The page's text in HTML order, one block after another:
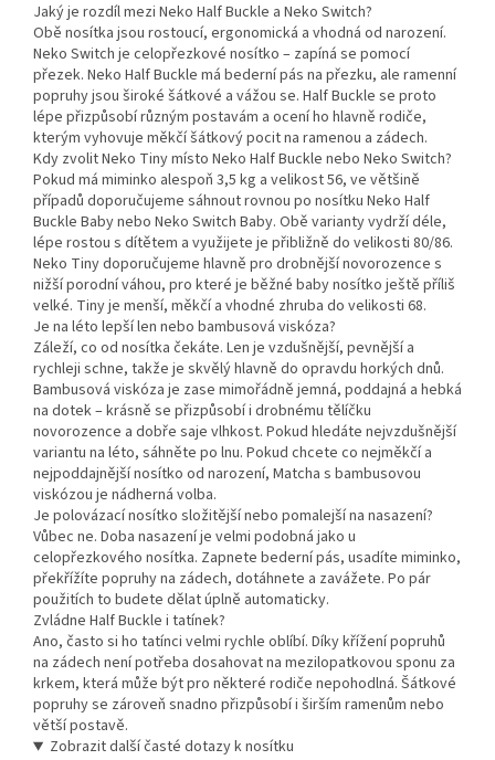
Jaký je rozdíl mezi Neko Half Buckle a Neko Switch?
Obě nosítka jsou rostoucí, ergonomická a vhodná od narození.
Neko Switch je celopřezkové nosítko – zapíná se pomocí
přezek. Neko Half Buckle má bederní pás na přezku, ale ramenní
popruhy jsou široké šátkové a vážou se. Half Buckle se proto
lépe přizpůsobí různým postavám a ocení ho hlavně rodiče,
kterým vyhovuje měkčí šátkový pocit na ramenou a zádech.
Kdy zvolit Neko Tiny místo Neko Half Buckle nebo Neko Switch?
Pokud má miminko alespoň 3,5 kg a velikost 56, ve většině
případů doporučujeme sáhnout rovnou po nosítku Neko Half
Buckle Baby nebo Neko Switch Baby. Obě varianty vydrží déle,
lépe rostou s dítětem a využijete je přibližně do velikosti 80/86.
Neko Tiny doporučujeme hlavně pro drobnější novorozence s
nižší porodní váhou, pro které je běžné baby nosítko ještě příliš
velké. Tiny je menší, měkčí a vhodné zhruba do velikosti 68.
Je na léto lepší len nebo bambusová viskóza?
Záleží, co od nosítka čekáte. Len je vzdušnější, pevnější a
rychleji schne, takže je skvělý hlavně do opravdu horkých dnů.
Bambusová viskóza je zase mimořádně jemná, poddajná a hebká
na dotek – krásně se přizpůsobí i drobnému tělíčku
novorozence a dobře saje vlhkost. Pokud hledáte nejvzdušnější
variantu na léto, sáhněte po lnu. Pokud chcete co nejměkčí a
nejpoddajnější nosítko od narození, Matcha s bambusovou
viskózou je nádherná volba.
Je polovázací nosítko složitější nebo pomalejší na nasazení?
Vůbec ne. Doba nasazení je velmi podobná jako u
celopřezkového nosítka. Zapnete bederní pás, usadíte miminko,
překřížíte popruhy na zádech, dotáhnete a zavážete. Po pár
použitích to budete dělat úplně automaticky.
Zvládne Half Buckle i tatínek?
Ano, často si ho tatínci velmi rychle oblíbí. Díky křížení popruhů
na zádech není potřeba dosahovat na mezilopatkovou sponu za
krkem, která může být pro některé rodiče nepohodlná. Šátkové
popruhy se zároveň snadno přizpůsobí i širším ramenům nebo
větší postavě.
Zobrazit další časté dotazy k nosítku